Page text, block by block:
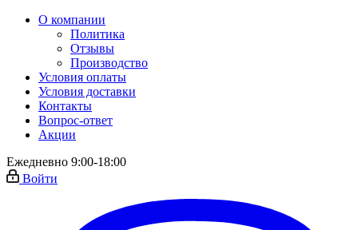
О компании
Политика
Отзывы
Производство
Условия оплаты
Условия доставки
Контакты
Вопрос-ответ
Акции
Ежедневно 9:00-18:00
Войти